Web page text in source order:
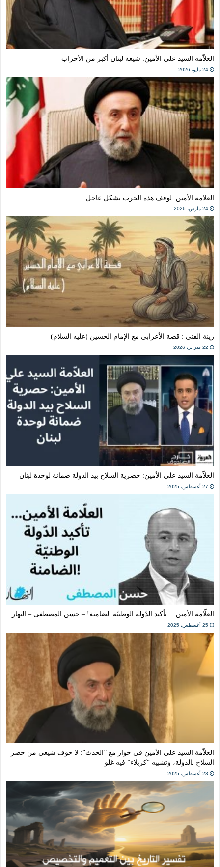
المذاهب ليست قدرًا لا يمكن تجاوزه
ليست المنفعة تأتي من إسلامية النّظام كما لا تأتي المضرة من مسيحية النظام
المتهاون بوطنه متهاون بدينه حتماً
نسج العلاقة مع الآخر تكون من خلال منظومة القيم و المبادئ الانسانية التي تجعل
العلاّمة السيد علي الأمين: شيعة لبنان أكبر من الأحزاب
24 مايو، 2026
العلامة الأمين: لوقف هذه الحرب بشكل عاجل
24 مارس، 2026
زينة الفتى : قصة الأعرابي مع الإمام الحسين (عليه السلام)
22 فبراير، 2026
العلاّمة السيد علي الأمين: حصرية السلاح بيد الدولة ضمانة لوحدة لبنان
27 أغسطس، 2025
العلّامة الأمين… تأكيد الدّولة الوطنيّة الضامنة! – حسن المصطفى – النهار
25 أغسطس، 2025
العلاّمة السيد علي الأمين في حوار مع “الحدث”: لا خوف شيعي من حصر
السلاح بالدولة، وتشبيه “كربلاء” فيه غلو
23 أغسطس، 2025